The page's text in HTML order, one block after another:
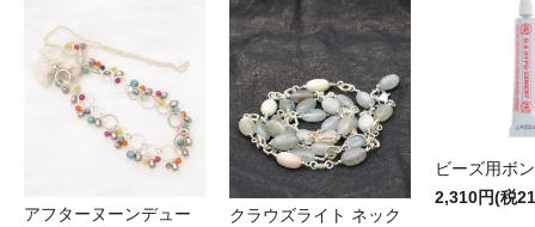
アフターヌーンデュー
クラウズライト ネック
ビーズ用ボ
2,310円(税